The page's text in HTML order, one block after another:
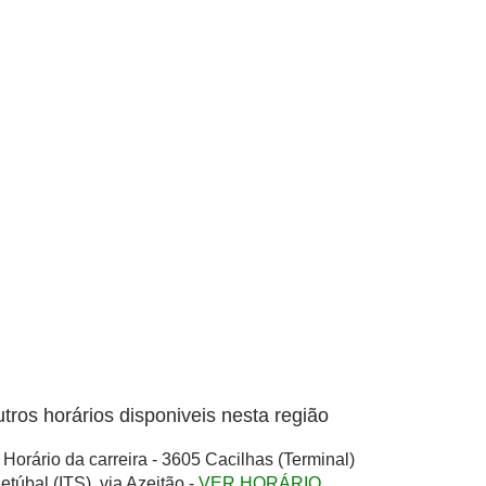
horários disponiveis nesta região
Horário da carreira - 3605 Cacilhas (Terminal)